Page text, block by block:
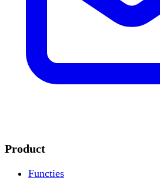
Product
Functies